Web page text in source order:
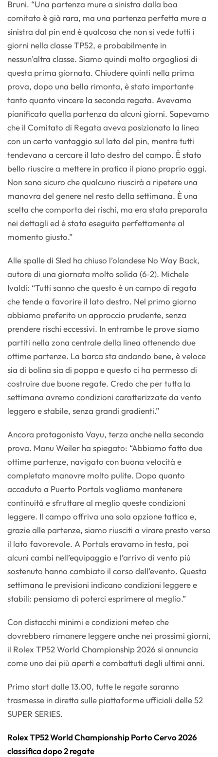
Bruni. “Una partenza mure a sinistra dalla boa
comitato è già rara, ma una partenza perfetta mure a
sinistra dal pin end è qualcosa che non si vede tutti i
giorni nella classe TP52, e probabilmente in
nessun’altra classe. Siamo quindi molto orgogliosi di
questa prima giornata. Chiudere quinti nella prima
prova, dopo una bella rimonta, è stato importante
tanto quanto vincere la seconda regata. Avevamo
pianificato quella partenza da alcuni giorni. Sapevamo
che il Comitato di Regata aveva posizionato la linea
con un certo vantaggio sul lato del pin, mentre tutti
tendevano a cercare il lato destro del campo. È stato
bello riuscire a mettere in pratica il piano proprio oggi.
Non sono sicuro che qualcuno riuscirà a ripetere una
manovra del genere nel resto della settimana. È una
scelta che comporta dei rischi, ma era stata preparata
nei dettagli ed è stata eseguita perfettamente al
momento giusto.”
Alle spalle di Sled ha chiuso l’olandese No Way Back,
autore di una giornata molto solida (6‑2). Michele
Ivaldi: “Tutti sanno che questo è un campo di regata
che tende a favorire il lato destro. Nel primo giorno
abbiamo preferito un approccio prudente, senza
prendere rischi eccessivi. In entrambe le prove siamo
partiti nella zona centrale della linea ottenendo due
ottime partenze. La barca sta andando bene, è veloce
sia di bolina sia di poppa e questo ci ha permesso di
costruire due buone regate. Credo che per tutta la
settimana avremo condizioni caratterizzate da vento
leggero e stabile, senza grandi gradienti.”
Ancora protagonista Vayu, terza anche nella seconda
prova. Manu Weiler ha spiegato: “Abbiamo fatto due
ottime partenze, navigato con buona velocità e
completato manovre molto pulite. Dopo quanto
accaduto a Puerto Portals vogliamo mantenere
continuità e sfruttare al meglio queste condizioni
leggere. Il campo offriva una sola opzione tattica e,
grazie alle partenze, siamo riusciti a virare presto verso
il lato favorevole. A Portals eravamo in testa, poi
alcuni cambi nell’equipaggio e l’arrivo di vento più
sostenuto hanno cambiato il corso dell’evento. Questa
settimana le previsioni indicano condizioni leggere e
stabili: pensiamo di poterci esprimere al meglio.”
Con distacchi minimi e condizioni meteo che
dovrebbero rimanere leggere anche nei prossimi giorni,
il Rolex TP52 World Championship 2026 si annuncia
come uno dei più aperti e combattuti degli ultimi anni.
Primo start dalle 13.00, tutte le regate saranno
trasmesse in diretta sulle piattaforme ufficiali delle 52
SUPER SERIES.
Rolex TP52 World Championship Porto Cervo 2026
classifica dopo 2 regate